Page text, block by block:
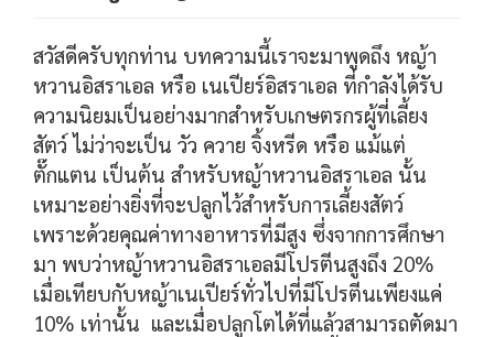
สวัสดีครับทุกท่าน บทความนี้เราจะมาพูดถึง หญ้า
หวานอิสราเอล หรือ เนเปียร์อิสราเอล ที่กำลังได้รับ
ความนิยมเป็นอย่างมากสำหรับเกษตรกรผู้ที่เลี้ยง
สัตว์ ไม่ว่าจะเป็น วัว ควาย จิ้งหรีด หรือ แม้แต่
ตั๊กแตน เป็นต้น สำหรับหญ้าหวานอิสราเอล นั้น
เหมาะอย่างยิ่งที่จะปลูกไว้สำหรับการเลี้ยงสัตว์
เพราะด้วยคุณค่าทางอาหารที่มีสูง ซึ่งจากการศึกษา
มา พบว่าหญ้าหวานอิสราเอลมีโปรตีนสูงถึง 20%
เมื่อเทียบกับหญ้าเนเปียร์ทั่วไปที่มีโปรตีนเพียงแค่
10% เท่านั้น และเมื่อปลูกโตได้ที่แล้วสามารถตัดมา